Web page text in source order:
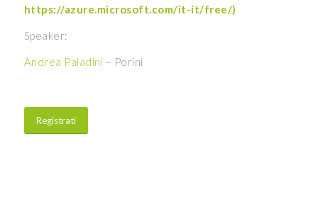
https://azure.microsoft.com/it-it/free/)
Speaker:
Andrea Paladini – Porini
Registrati